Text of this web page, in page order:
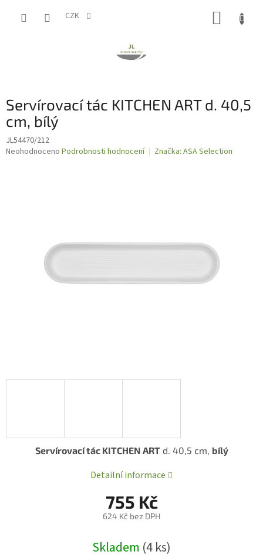
CZK
Servírovací tác KITCHEN ART d. 40,5
cm, bílý
JL54470/212
Průměrné
Neohodnoceno Podrobnosti hodnocení Značka: ASA Selection
755 Kč
624 Kč bez DPH
cena:
Skladem (4 ks)
Servírovací tác KITCHEN ARTd. 40,5 cm, bílý
Detailní informace